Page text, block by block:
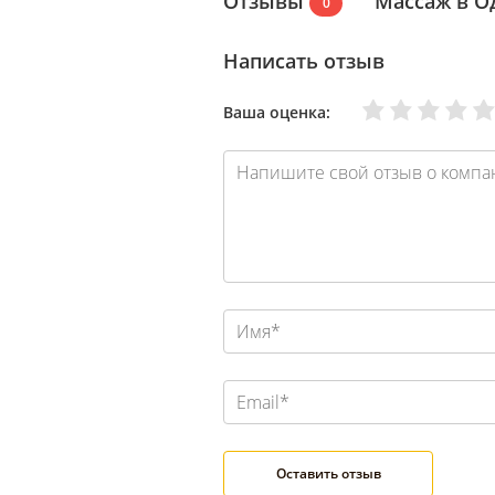
Написать отзыв
Ваша оценка: Отлично
Хорошо
Нормально
Плохо
Очень плохо